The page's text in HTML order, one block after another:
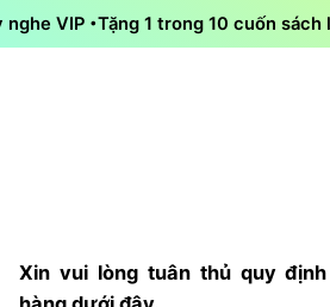
Skip
to
nghe VIP Tặng 1 trong 10 cuốn sách
Xin vui lòng tuân thủ quy